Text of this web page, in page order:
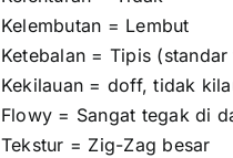
Kelembutan = Lembut
Ketebalan = Tipis (standar
Kekilauan = doff, tidak
Flowy = Sangat tegak di
Tekstur = Zig-Zag besar